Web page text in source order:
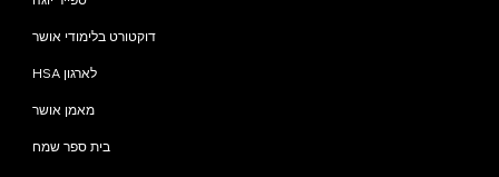
דוקטורט בלימודי אושר
HSA לארגון
מאמן אושר
בית ספר שמח